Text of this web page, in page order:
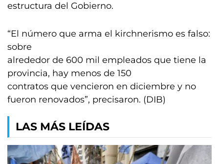
estructura del Gobierno.
“El número que arma el kirchnerismo es falso:
sobre
alrededor de 600 mil empleados que tiene la
provincia, hay menos de 150
contratos que vencieron en diciembre y no
fueron renovados”, precisaron. (DIB)
LAS MÁS LEÍDAS